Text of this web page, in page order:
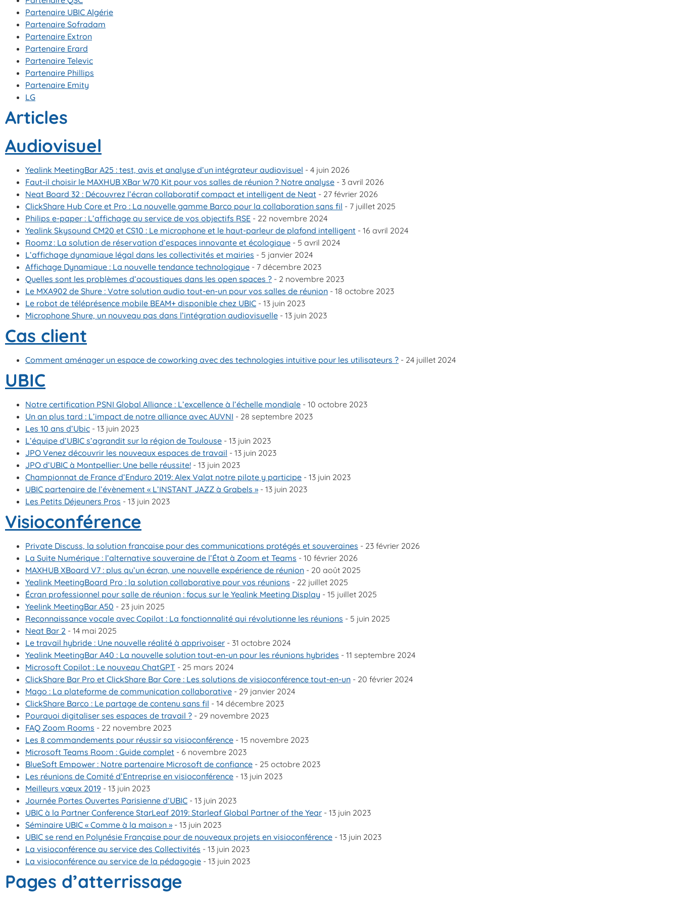
Partenaire UBIC Algérie
Partenaire Sofradam
Partenaire Extron
Partenaire Erard
Partenaire Televic
Partenaire Phillips
Partenaire Emity
LG
Articles
Audiovisuel
Yealink MeetingBar A25 : test, avis et analyse d’un intégrateur audiovisuel - 4 juin 2026
Faut-il choisir le MAXHUB XBar W70 Kit pour vos salles de réunion ? Notre analyse - 3 avril 2026
Neat Board 32 : Découvrez l’écran collaboratif compact et intelligent de Neat - 27 février 2026
ClickShare Hub Core et Pro : La nouvelle gamme Barco pour la collaboration sans fil - 7 juillet 2025
Philips e-paper : L’affichage au service de vos objectifs RSE - 22 novembre 2024
Yealink Skysound CM20 et CS10 : Le microphone et le haut-parleur de plafond intelligent - 16 avril 2024
Roomz : La solution de réservation d’espaces innovante et écologique - 5 avril 2024
L’affichage dynamique légal dans les collectivités et mairies - 5 janvier 2024
Affichage Dynamique : La nouvelle tendance technologique - 7 décembre 2023
Quelles sont les problèmes d’acoustiques dans les open spaces ? - 2 novembre 2023
Le MXA902 de Shure : Votre solution audio tout-en-un pour vos salles de réunion - 18 octobre 2023
Le robot de téléprésence mobile BEAM+ disponible chez UBIC - 13 juin 2023
Microphone Shure, un nouveau pas dans l’intégration audiovisuelle - 13 juin 2023
Cas client
Comment aménager un espace de coworking avec des technologies intuitive pour les utilisateurs ? - 24 juillet 2024
UBIC
Notre certification PSNI Global Alliance : L’excellence à l’échelle mondiale - 10 octobre 2023
Un an plus tard : L’impact de notre alliance avec AUVNI - 28 septembre 2023
Les 10 ans d’Ubic - 13 juin 2023
L’équipe d’UBIC s’agrandit sur la région de Toulouse - 13 juin 2023
JPO Venez découvrir les nouveaux espaces de travail - 13 juin 2023
JPO d’UBIC à Montpellier: Une belle réussite! - 13 juin 2023
Championnat de France d’Enduro 2019: Alex Valat notre pilote y participe - 13 juin 2023
UBIC partenaire de l’évènement « L’INSTANT JAZZ à Grabels » - 13 juin 2023
Les Petits Déjeuners Pros - 13 juin 2023
Visioconférence
Private Discuss, la solution française pour des communications protégés et souveraines - 23 février 2026
La Suite Numérique : l’alternative souveraine de l’État à Zoom et Teams - 10 février 2026
MAXHUB XBoard V7 : plus qu’un écran, une nouvelle expérience de réunion - 20 août 2025
Yealink MeetingBoard Pro : la solution collaborative pour vos réunions - 22 juillet 2025
Écran professionnel pour salle de réunion : focus sur le Yealink Meeting Display - 15 juillet 2025
Yeelink MeetingBar A50 - 23 juin 2025
Reconnaissance vocale avec Copilot : La fonctionnalité qui révolutionne les réunions - 5 juin 2025
Neat Bar 2 - 14 mai 2025
Le travail hybride : Une nouvelle réalité à apprivoiser - 31 octobre 2024
Yealink MeetingBar A40 : La nouvelle solution tout-en-un pour les réunions hybrides - 11 septembre 2024
Microsoft Copilot : Le nouveau ChatGPT - 25 mars 2024
ClickShare Bar Pro et ClickShare Bar Core : Les solutions de visioconférence tout-en-un - 20 février 2024
Mago : La plateforme de communication collaborative - 29 janvier 2024
ClickShare Barco : Le partage de contenu sans fil - 14 décembre 2023
Pourquoi digitaliser ses espaces de travail ? - 29 novembre 2023
FAQ Zoom Rooms - 22 novembre 2023
Les 8 commandements pour réussir sa visioconférence - 15 novembre 2023
Microsoft Teams Room : Guide complet - 6 novembre 2023
BlueSoft Empower : Notre partenaire Microsoft de confiance - 25 octobre 2023
Les réunions de Comité d’Entreprise en visioconférence - 13 juin 2023
Meilleurs vœux 2019 - 13 juin 2023
Journée Portes Ouvertes Parisienne d’UBIC - 13 juin 2023
UBIC à la Partner Conference StarLeaf 2019: Starleaf Global Partner of the Year - 13 juin 2023
Séminaire UBIC « Comme à la maison » - 13 juin 2023
UBIC se rend en Polynésie Française pour de nouveaux projets en visioconférence - 13 juin 2023
La visioconférence au service des Collectivités - 13 juin 2023
La visioconférence au service de la pédagogie - 13 juin 2023
Pages d’atterrissage